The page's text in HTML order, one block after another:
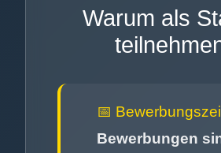
Warum als
📅
Bewerbungen